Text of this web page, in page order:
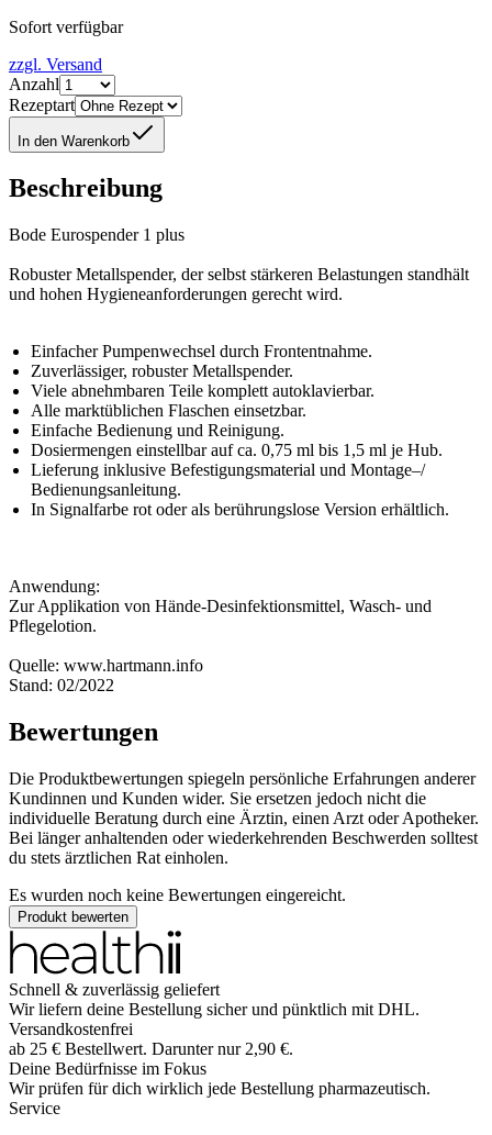
Sofort verfügbar
zzgl. Versand
Anzahl
Rezeptart
In den Warenkorb
Beschreibung
Bode Eurospender 1 plus
Robuster Metallspender, der selbst stärkeren Belastungen standhält
und hohen Hygieneanforderungen gerecht wird.
Einfacher Pumpenwechsel durch Frontentnahme.
Zuverlässiger, robuster Metallspender.
Viele abnehmbaren Teile komplett autoklavierbar.
Alle marktüblichen Flaschen einsetzbar.
Einfache Bedienung und Reinigung.
Dosiermengen einstellbar auf ca. 0,75 ml bis 1,5 ml je Hub.
Lieferung inklusive Befestigungsmaterial und Montage–/
Bedienungsanleitung.
In Signalfarbe rot oder als berührungslose Version erhältlich.
Anwendung:
Zur Applikation von Hände-Desinfektionsmittel, Wasch- und
Pflegelotion.
Quelle: www.hartmann.info
Stand: 02/2022
Bewertungen
Die Produktbewertungen spiegeln persönliche Erfahrungen anderer
Kundinnen und Kunden wider. Sie ersetzen jedoch nicht die
individuelle Beratung durch eine Ärztin, einen Arzt oder Apotheker.
Bei länger anhaltenden oder wiederkehrenden Beschwerden solltest
du stets ärztlichen Rat einholen.
Es wurden noch keine Bewertungen eingereicht.
Produkt bewerten
Schnell & zuverlässig geliefert
Wir liefern deine Bestellung sicher und pünktlich mit DHL.
Versandkostenfrei
ab 25 € Bestellwert. Darunter nur 2,90 €.
Deine Bedürfnisse im Fokus
Wir prüfen für dich wirklich jede Bestellung pharmazeutisch.
Service